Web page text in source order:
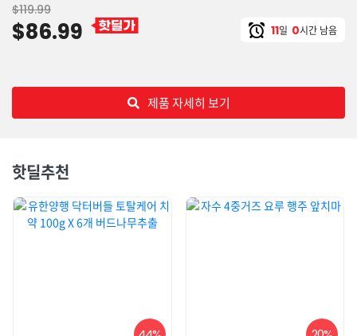
$119.99
$86.99 clock
11일 0시간 남음
제품 자세히 보기
핫딜추천